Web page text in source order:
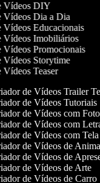
Vídeos DIY
Vídeos Dia a Dia
Vídeos Educacionais
Vídeos Imobiliários
Vídeos Promocionais
Vídeos Storytime
Vídeos Teaser
de Vídeos Trailer
de Vídeos Tutoriais
de Vídeos com
de Vídeos com Letra
de Vídeos com Tela
de Vídeos de
de Vídeos de
de Vídeos de Arte
de Vídeos de Carro